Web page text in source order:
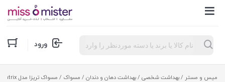
Products
search ورود
میس و مستر /بهداشت شخصی /بهداشت دهان و دندان / مسواک / مسواک تریزا مدل Matrix با برس متوسط